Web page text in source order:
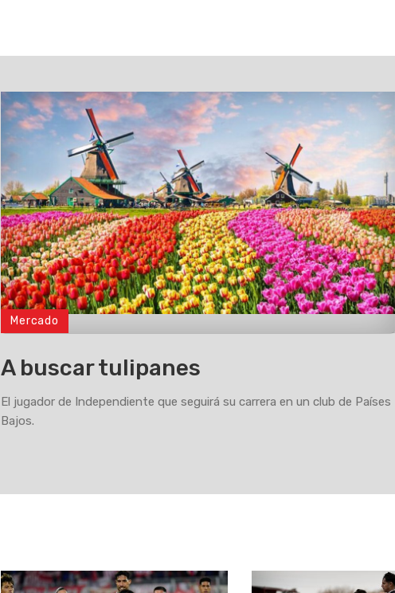
Mercado
A buscar tulipanes
El jugador de Independiente que seguirá su carrera en un club de Países
Bajos.